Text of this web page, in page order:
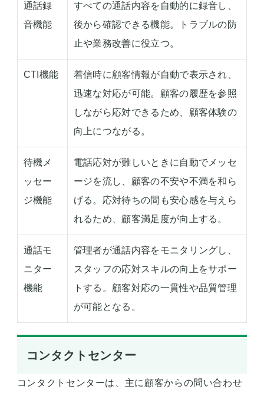
通話録
音機能
すべての通話内容を自動的に録音し、
後から確認できる機能。トラブルの防
止や業務改善に役立つ。
CTI機能
着信時に顧客情報が自動で表示され、
迅速な対応が可能。顧客の履歴を参照
しながら応対できるため、顧客体験の
向上につながる。
待機メ
ッセー
ジ機能
電話応対が難しいときに自動でメッセ
ージを流し、顧客の不安や不満を和ら
げる。応対待ちの間も安心感を与えら
れるため、顧客満足度が向上する。
通話モ
ニター
機能
管理者が通話内容をモニタリングし、
スタッフの応対スキルの向上をサポー
トする。顧客対応の一貫性や品質管理
が可能となる。
コンタクトセンター
コンタクトセンターは、主に顧客からの問い合わせ